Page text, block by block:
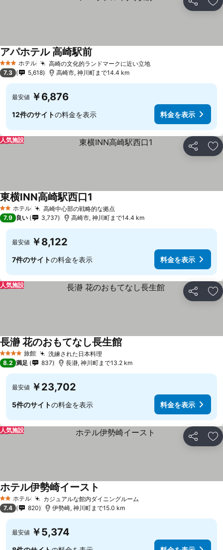
シェア お
3 ホテルのランク
ホテル 高崎の文化的ランドマークに近い立地
アパホテル 高崎駅前
7.3 5,618 高崎市, 神川町まで14.4 km
最安値 ￥6,876
12件のサイトの料金を表示 料金を表示
シェア お
人気施設
2 ホテルのランク
ホテル 高崎中心部の戦略的な拠点
東横INN高崎駅西口1
7.9 良い 3,737 高崎市, 神川町まで14.4 km
最安値 ￥8,122
7件のサイトの料金を表示 料金を表示
シェア お
人気施設
4 ホテルのランク
旅館 洗練された日本料理
長瀞 花のおもてなし長生館
8.2 満足 837 長瀞, 神川町まで13.2 km
最安値 ￥23,702
5件のサイトの料金を表示 料金を表示
シェア お
人気施設
2 ホテルのランク
ホテル カジュアルな館内ダイニングルーム
ホテル伊勢崎イースト
7.4 820 伊勢崎, 神川町まで15.0 km
最安値 ￥5,374